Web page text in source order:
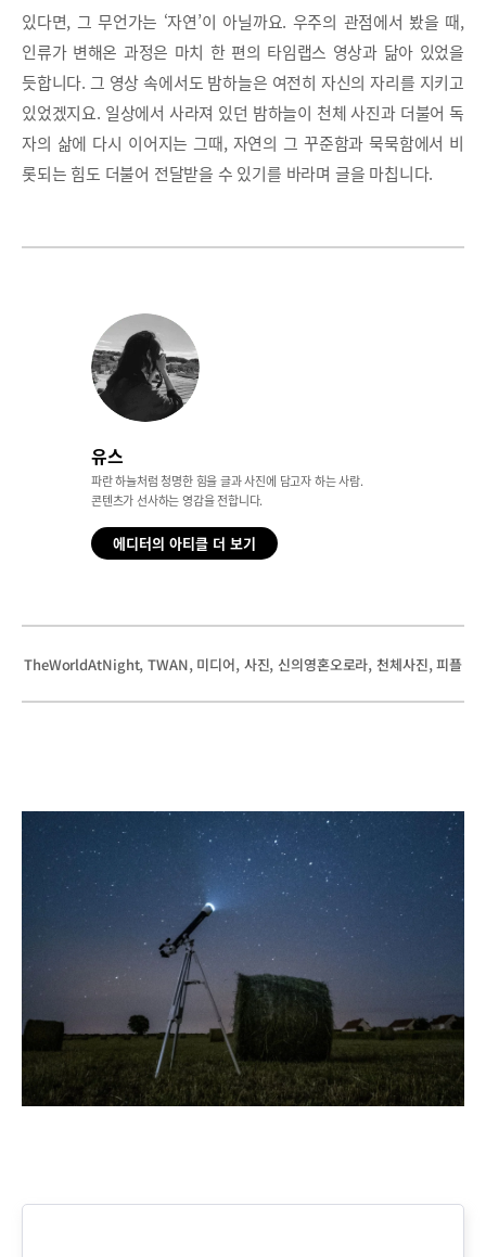
있다면, 그 무언가는 ‘자연’이 아닐까요. 우주의 관점에서 봤을 때,
인류가 변해온 과정은 마치 한 편의 타임랩스 영상과 닮아 있었을
듯합니다. 그 영상 속에서도 밤하늘은 여전히 자신의 자리를 지키고
있었겠지요. 일상에서 사라져 있던 밤하늘이 천체 사진과 더불어 독
자의 삶에 다시 이어지는 그때, 자연의 그 꾸준함과 묵묵함에서 비
롯되는 힘도 더불어 전달받을 수 있기를 바라며 글을 마칩니다.
유스
파란 하늘처럼 청명한 힘을 글과 사진에 담고자 하는 사람.
콘텐츠가 선사하는 영감을 전합니다.
에디터의 아티클 더 보기
TheWorldAtNight, TWAN, 미디어, 사진, 신의영혼오로라, 천체사진, 피플